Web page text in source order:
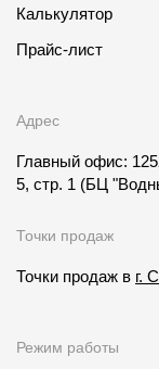
Калькулятор
Прайс-лист
Адрес
Главный офис:
5, стр. 1 (БЦ
Точки продаж
Точки продаж в г.
Режим работы